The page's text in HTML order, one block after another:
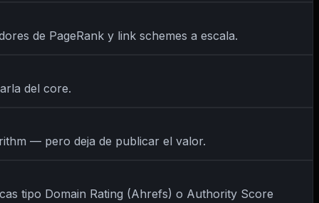
de PageRank y link schemes a escala.
del core.
— pero deja de publicar el valor.
tipo Domain Rating (Ahrefs) o Authority Score